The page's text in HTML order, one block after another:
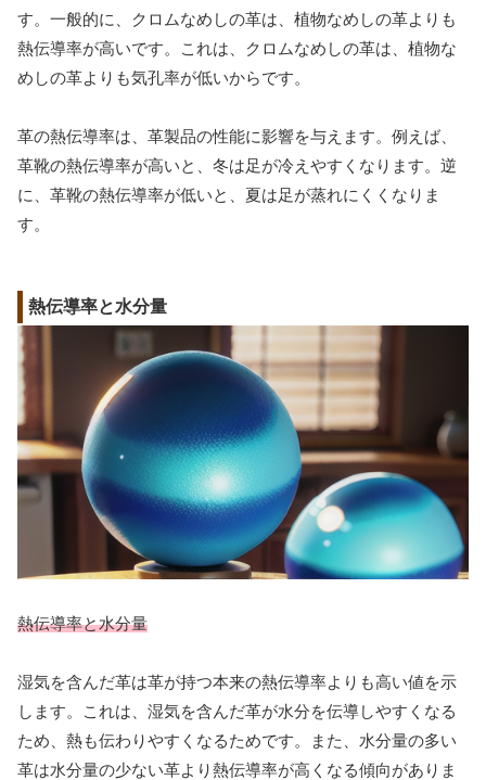
す。一般的に、クロムなめしの革は、植物なめしの革よりも
熱伝導率が高いです。これは、クロムなめしの革は、植物な
めしの革よりも気孔率が低いからです。
革の熱伝導率は、革製品の性能に影響を与えます。例えば、
革靴の熱伝導率が高いと、冬は足が冷えやすくなります。逆
に、革靴の熱伝導率が低いと、夏は足が蒸れにくくなりま
す。
熱伝導率と水分量
熱伝導率と水分量
湿気を含んだ革は革が持つ本来の熱伝導率よりも高い値を示
します。これは、湿気を含んだ革が水分を伝導しやすくなる
ため、熱も伝わりやすくなるためです。また、水分量の多い
革は水分量の少ない革より熱伝導率が高くなる傾向がありま